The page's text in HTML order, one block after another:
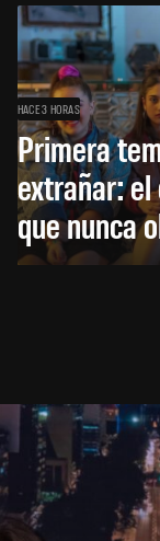
HACE 3 HORAS
Primera
extrañar: el
que nunca